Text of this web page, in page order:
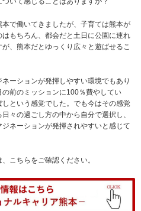
で働いてきましたが、子育ては熊本が
もちろん、都会だと土日に公園に連れ
、熊本だとゆっくり広々と遊ばせるこ
ーションが発揮しやすい環境でもあり
前のミッションに100％費やしてい
という感覚でした。でも今はその感覚
々の過ごし方の中から自分で選択し、
ネーションが発揮されやすいと感じて
こちらをご確認ください。